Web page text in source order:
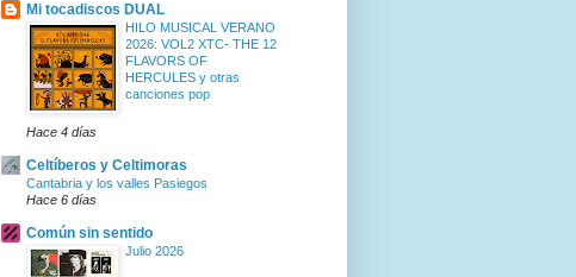
Mi tocadiscos DUAL
HILO MUSICAL VERANO
2026: VOL2 XTC- THE 12
FLAVORS OF
HERCULES y otras
canciones pop
Hace 4 días
Celtíberos y Celtimoras
Cantabria y los valles Pasiegos
Hace 6 días
Común sin sentido
Julio 2026